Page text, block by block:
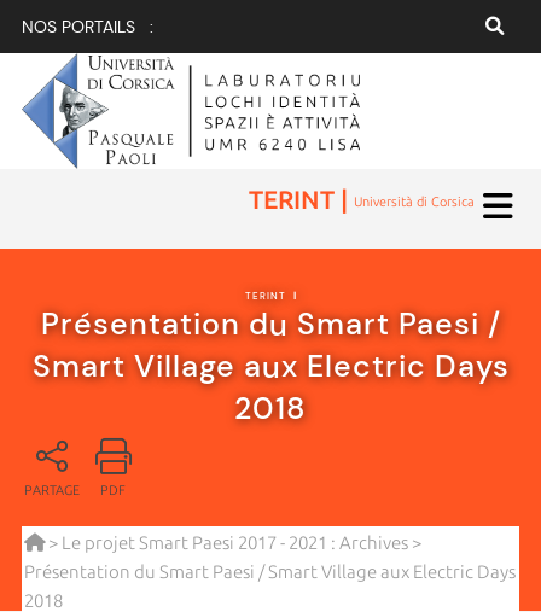
NOS PORTAILS :
TERINT | Università di Corsica
TERINT |
Présentation du Smart Paesi /
Smart Village aux Electric Days
2018
PARTAGE PDF
> Le projet Smart Paesi 2017 - 2021 : Archives>
Présentation du Smart Paesi / Smart Village aux Electric Days
2018